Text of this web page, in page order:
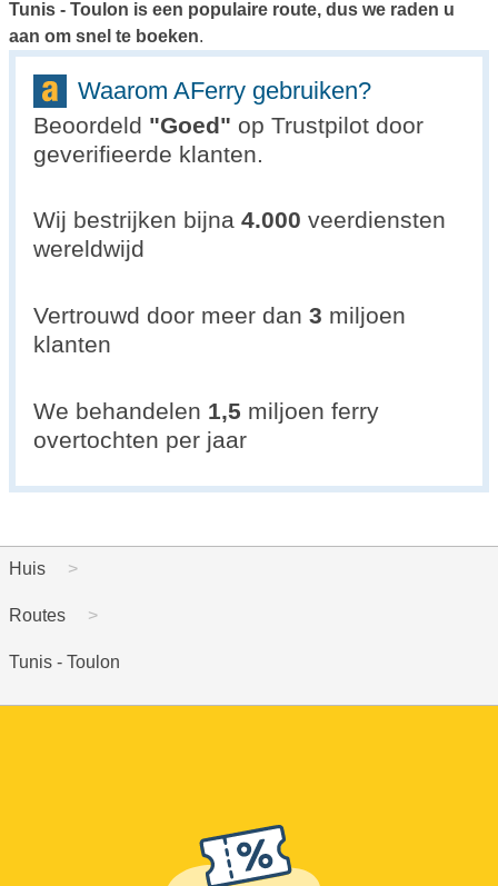
Tunis - Toulon is een populaire route, dus we raden u
aan om snel te boeken.
Waarom AFerry gebruiken?
Beoordeld "Goed" op Trustpilot door
geverifieerde klanten.
Wij bestrijken bijna 4.000 veerdiensten
wereldwijd
Vertrouwd door meer dan 3 miljoen
klanten
We behandelen 1,5 miljoen ferry
overtochten per jaar
Huis
Routes
Tunis - Toulon